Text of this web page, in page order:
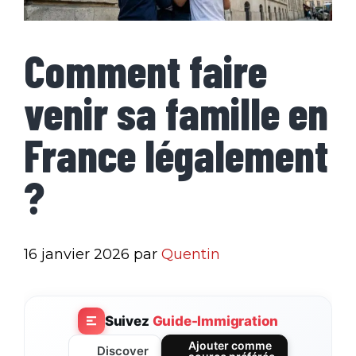
Comment faire
venir sa famille en
France légalement
?
16 janvier 2026 par Quentin
Suivez Guide-Immigration
Discover
Ajouter comme